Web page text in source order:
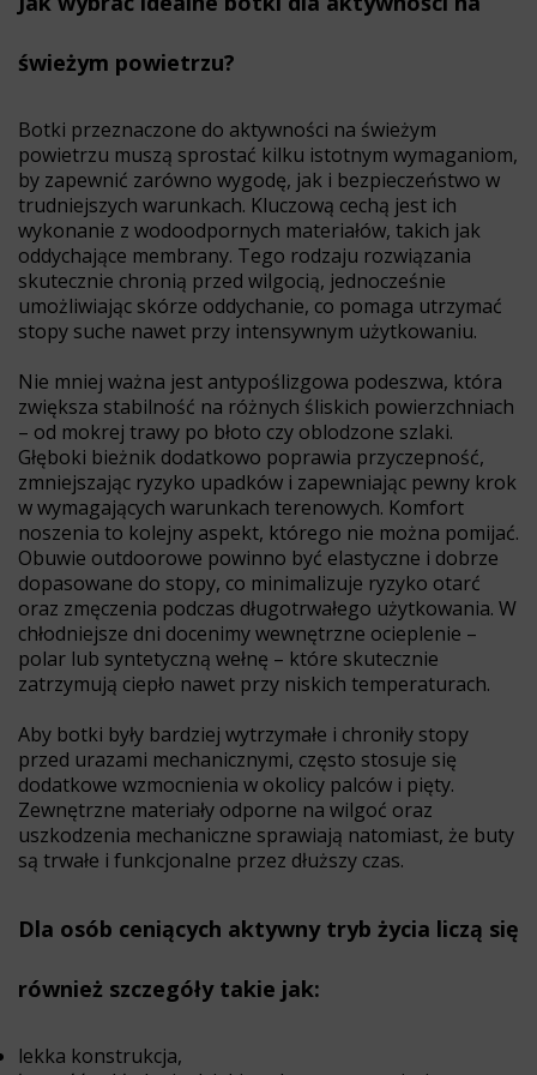
świeżym powietrzu?
Botki przeznaczone do aktywności na świeżym
powietrzu muszą sprostać kilku istotnym wymaganiom,
by zapewnić zarówno wygodę, jak i bezpieczeństwo w
trudniejszych warunkach. Kluczową cechą jest ich
wykonanie z wodoodpornych materiałów, takich jak
oddychające membrany. Tego rodzaju rozwiązania
skutecznie chronią przed wilgocią, jednocześnie
umożliwiając skórze oddychanie, co pomaga utrzymać
stopy suche nawet przy intensywnym użytkowaniu.
Nie mniej ważna jest antypoślizgowa podeszwa, która
zwiększa stabilność na różnych śliskich powierzchniach
– od mokrej trawy po błoto czy oblodzone szlaki.
Głęboki bieżnik dodatkowo poprawia przyczepność,
zmniejszając ryzyko upadków i zapewniając pewny krok
w wymagających warunkach terenowych. Komfort
noszenia to kolejny aspekt, którego nie można pomijać.
Obuwie outdoorowe powinno być elastyczne i dobrze
dopasowane do stopy, co minimalizuje ryzyko otarć
oraz zmęczenia podczas długotrwałego użytkowania. W
chłodniejsze dni docenimy wewnętrzne ocieplenie –
polar lub syntetyczną wełnę – które skutecznie
zatrzymują ciepło nawet przy niskich temperaturach.
Aby botki były bardziej wytrzymałe i chroniły stopy
przed urazami mechanicznymi, często stosuje się
dodatkowe wzmocnienia w okolicy palców i pięty.
Zewnętrzne materiały odporne na wilgoć oraz
uszkodzenia mechaniczne sprawiają natomiast, że buty
są trwałe i funkcjonalne przez dłuższy czas.
Dla osób ceniących aktywny tryb życia liczą się
również szczegóły takie jak:
lekka konstrukcja,